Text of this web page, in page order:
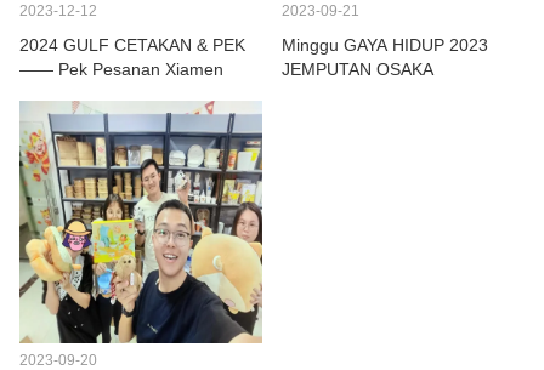
2023-12-12
2024 GULF CETAKAN & PEK
—— Pek Pesanan Xiamen
2023-09-21
Minggu GAYA HIDUP 2023
JEMPUTAN OSAKA
2023-09-20